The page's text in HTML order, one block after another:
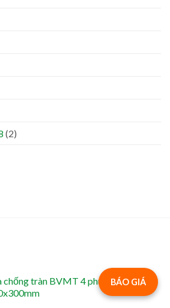
(2)
chống tràn BVMT 4 phuy -BÁO GIÁ